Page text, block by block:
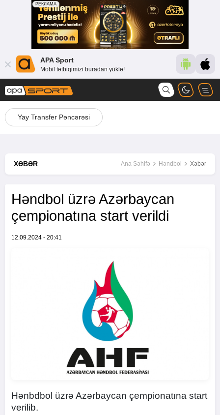
APA Sport
Mobil tətbiqimizi buradan yüklə!
Yay Transfer Pəncərəsi
XƏBƏR Ana Səhifə Həndbol Xəbər
Həndbol üzrə Azərbaycan
çempionatına start verildi
12.09.2024 - 20:41
Hənbdbol üzrə Azərbaycan çempionatına start
verilib.